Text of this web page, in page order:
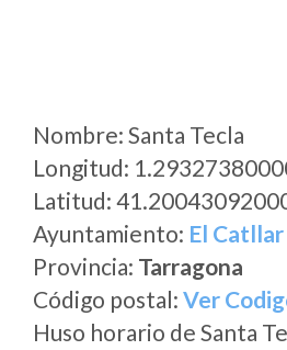
Nombre: Santa Tecla
Longitud:
Latitud:
Ayuntamiento: El Catllar
Provincia: Tarragona
Código postal: Ver
Huso horario de Santa